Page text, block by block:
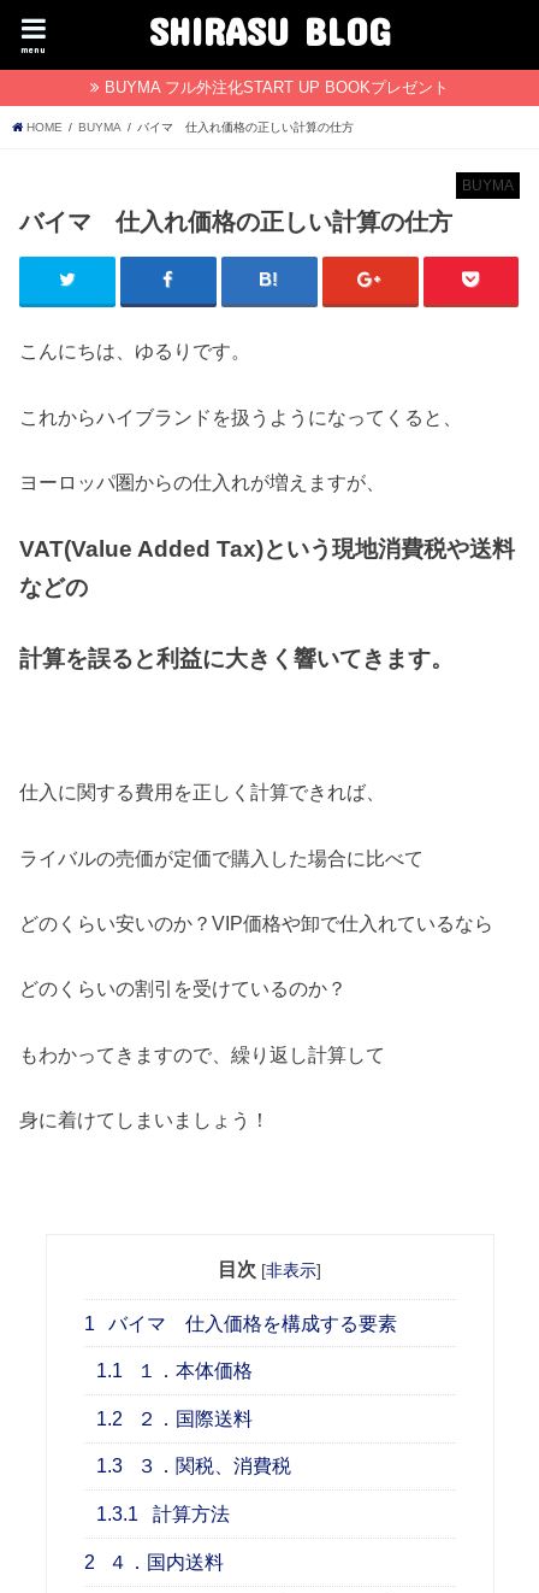
SHIRASU BLOG
menu
BUYMA フル外注化START UP BOOKプレゼント
HOME BUYMA バイマ 仕入れ価格の正しい計算の仕方
BUYMA
バイマ 仕入れ価格の正しい計算の仕方
こんにちは、ゆるりです。
これからハイブランドを扱うようになってくると、
ヨーロッパ圏からの仕入れが増えますが、
VAT(Value Added Tax)という現地消費税や送料
などの
計算を誤ると利益に大きく響いてきます。
仕入に関する費用を正しく計算できれば、
ライバルの売価が定価で購入した場合に比べて
どのくらい安いのか？VIP価格や卸で仕入れているなら
どのくらいの割引を受けているのか？
もわかってきますので、繰り返し計算して
身に着けてしまいましょう！
目次 [非表示]
1 バイマ 仕入価格を構成する要素
1.1 １．本体価格
1.2 ２．国際送料
1.3 ３．関税、消費税
1.3.1 計算方法
2 ４．国内送料